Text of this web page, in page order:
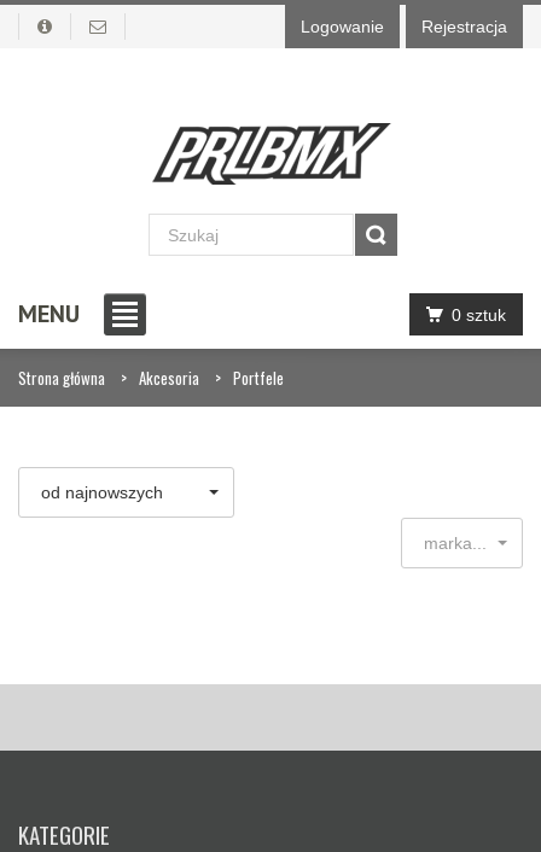
Logowanie Rejestracja
0 sztuk
MENU
Strona główna Akcesoria Portfele
od najnowszych
marka...
KATEGORIE